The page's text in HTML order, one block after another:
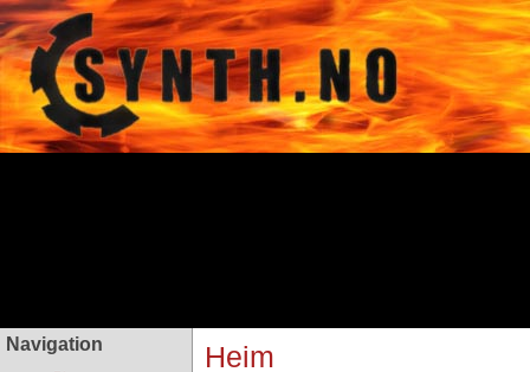
Navigation Heim